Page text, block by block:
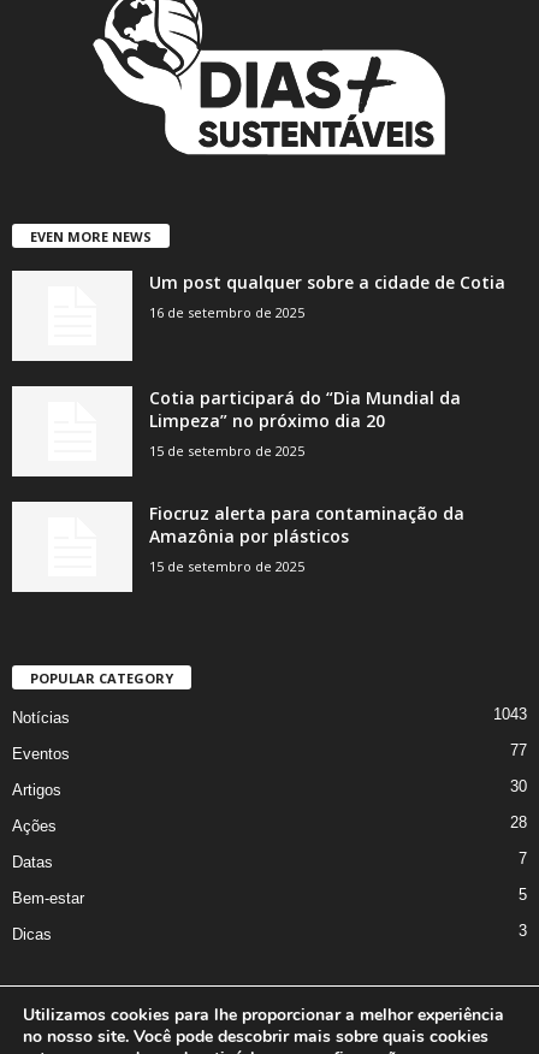
EVEN MORE NEWS
Um post qualquer sobre a cidade de Cotia
16 de setembro de 2025
Cotia participará do “Dia Mundial da
Limpeza” no próximo dia 20
15 de setembro de 2025
Fiocruz alerta para contaminação da
Amazônia por plásticos
15 de setembro de 2025
POPULAR CATEGORY
Notícias 1043
Eventos 77
Artigos 30
Ações 28
Datas 7
Bem-estar 5
Dicas 3
Utilizamos cookies para lhe proporcionar a melhor experiência
no nosso site. Você pode descobrir mais sobre quais cookies